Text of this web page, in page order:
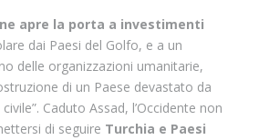
apre la porta a investimenti
dai Paesi del Golfo, e a un
delle organizzazioni umanitarie,
di un Paese devastato da
Caduto Assad, l’Occidente non
di seguire Turchia e Paesi